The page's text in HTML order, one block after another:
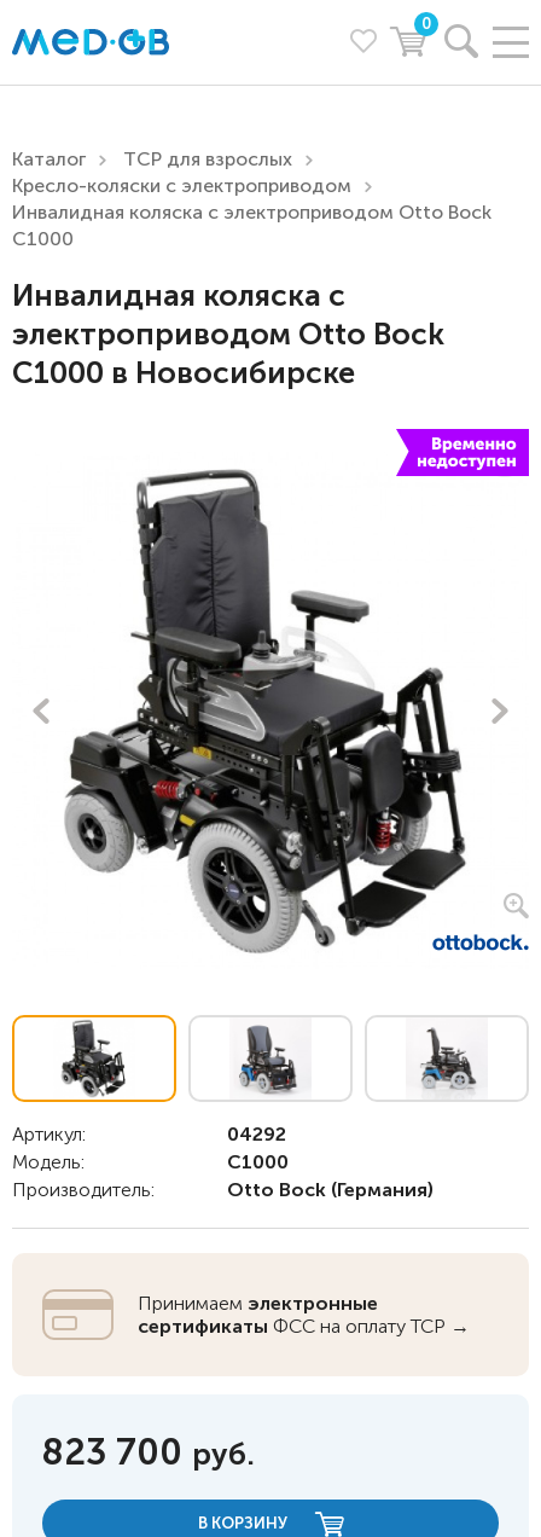
0
Каталог
ТСР для взрослых
Кресло-коляски с электроприводом
Инвалидная коляска с электроприводом Otto Bock
С1000
Инвалидная коляска с
электроприводом Otto Bock
С1000 в Новосибирске
Артикул:
04292
Модель:
C1000
Производитель:
Otto Bock (Германия)
Принимаем электронные
сертификаты ФСС на оплату ТСР →
823 700 руб.
В КОРЗИНУ